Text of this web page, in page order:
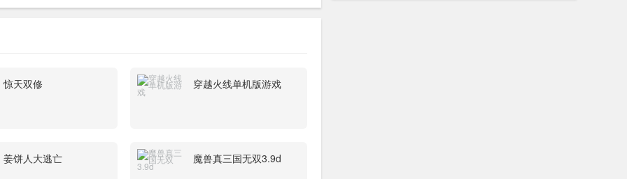
惊天双修 穿越火线单机版游戏
姜饼人大逃亡 魔兽真三国无双3.9d